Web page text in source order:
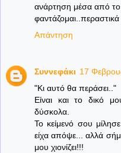
ανάρτηση μέσα από
Απάντηση
Συννεφάκι 17
"Κι αυτό θα περάσει.."
Είναι και το δικό
δύσκολα.
Το κείμενό σου
είχα απόψε... αλλά
μου χιονίζει!!!